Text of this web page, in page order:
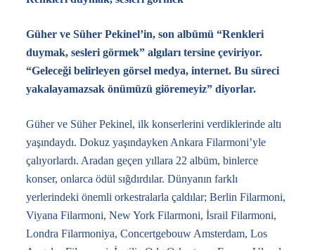
Güher ve Süher Pekinel’in, son albümü “Renkleri
duymak, sesleri görmek” algıları tersine çeviriyor.
“Geleceği belirleyen görsel medya, internet. Bu süreci
yakalayamazsak önümüzü giöremeyiz” diyorlar.
Güher ve Süher Pekinel, ilk konserlerini verdiklerinde altı
yaşındaydı. Dokuz yaşındayken Ankara Filarmoni’yle
çalıyorlardı. Aradan geçen yıllara 22 albüm, binlerce
konser, onlarca ödül sığdırdılar. Dünyanın farklı
yerlerindeki önemli orkestralarla çaldılar; Berlin Filarmoni,
Viyana Filarmoni, New York Filarmoni, İsrail Filarmoni,
Londra Filarmoniya, Concertgebouw Amsterdam, Los